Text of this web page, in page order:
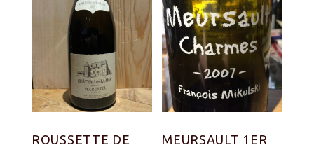
ROUSSETTE DE
MEURSAULT 1ER